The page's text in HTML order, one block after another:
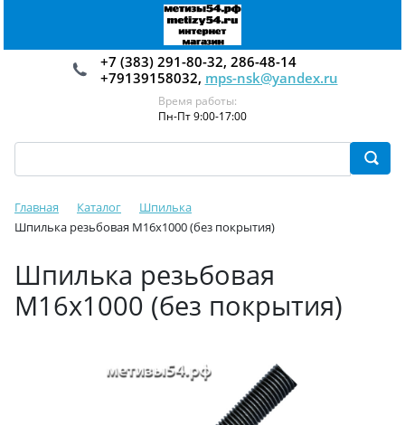
+7 (383) 291-80-32, 286-48-14
+79139158032, mps-nsk@yandex.ru
Время работы:
Пн-Пт 9:00-17:00
Главная Каталог
Шпилька
Шпилька резьбовая М16х1000 (без покрытия)
Шпилька резьбовая
М16х1000 (без покрытия)